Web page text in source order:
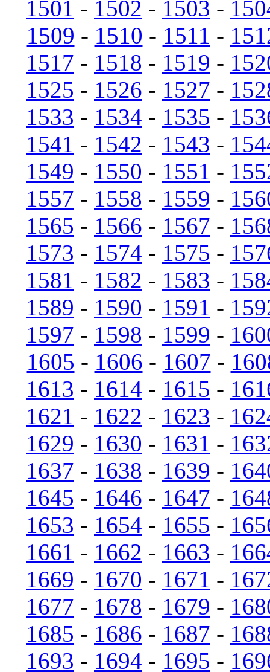
1501 - 1502 - 1503 -
1509 - 1510 - 1511 -
1517 - 1518 - 1519 -
1525 - 1526 - 1527 -
1533 - 1534 - 1535 -
1541 - 1542 - 1543 -
1549 - 1550 - 1551 -
1557 - 1558 - 1559 -
1565 - 1566 - 1567 -
1573 - 1574 - 1575 -
1581 - 1582 - 1583 -
1589 - 1590 - 1591 -
1597 - 1598 - 1599 -
1605 - 1606 - 1607 -
1613 - 1614 - 1615 -
1621 - 1622 - 1623 -
1629 - 1630 - 1631 -
1637 - 1638 - 1639 -
1645 - 1646 - 1647 -
1653 - 1654 - 1655 -
1661 - 1662 - 1663 -
1669 - 1670 - 1671 -
1677 - 1678 - 1679 -
1685 - 1686 - 1687 -
1693 - 1694 - 1695 -